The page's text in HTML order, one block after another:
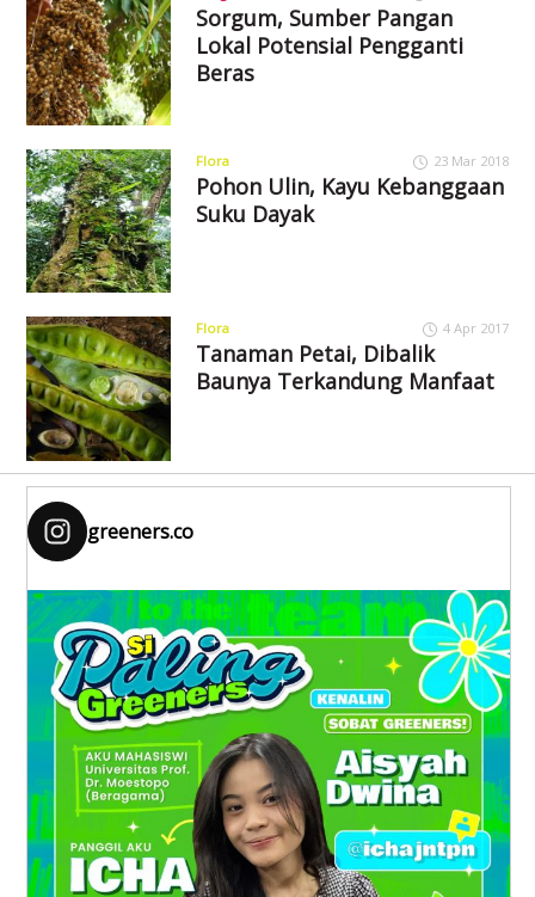
Sorgum, Sumber Pangan
Lokal Potensial Pengganti
Beras
Flora 23 Mar 2018
Pohon Ulin, Kayu Kebanggaan
Suku Dayak
Flora 4 Apr 2017
Tanaman Petai, Dibalik
Baunya Terkandung Manfaat
greeners.co